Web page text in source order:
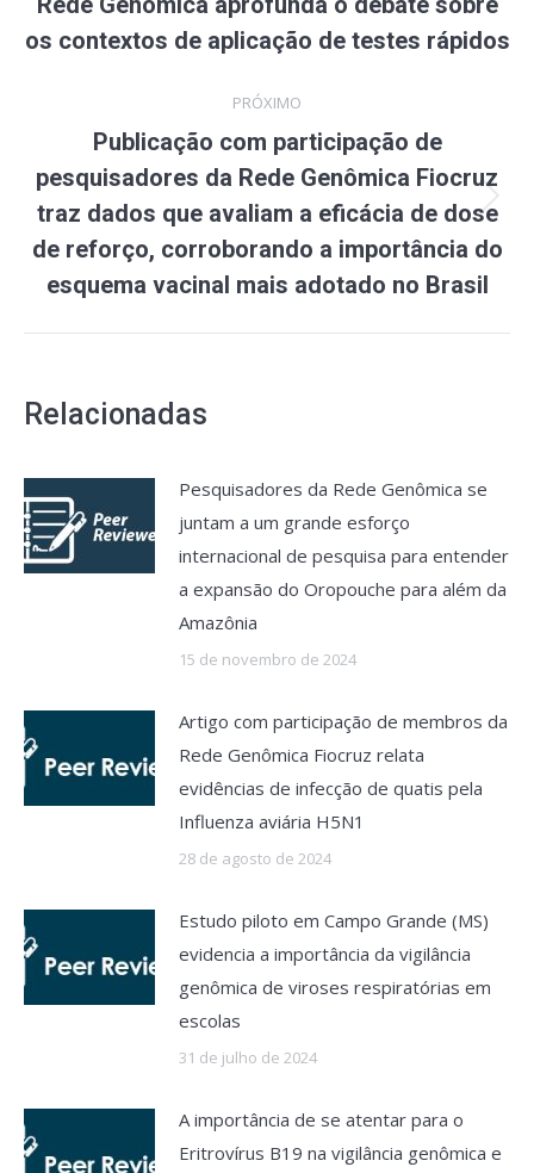
post:
anterior:
os contextos de aplicação de testes rápidos
PRÓXIMO
Próximo
post:
Publicação com participação de
pesquisadores da Rede Genômica Fiocruz
traz dados que avaliam a eficácia de dose
de reforço, corroborando a importância do
esquema vacinal mais adotado no Brasil
Relacionadas
Pesquisadores da Rede Genômica se
juntam a um grande esforço
internacional de pesquisa para entender
a expansão do Oropouche para além da
Amazônia
15 de novembro de 2024
Artigo com participação de membros da
Rede Genômica Fiocruz relata
evidências de infecção de quatis pela
Influenza aviária H5N1
28 de agosto de 2024
Estudo piloto em Campo Grande (MS)
evidencia a importância da vigilância
genômica de viroses respiratórias em
escolas
31 de julho de 2024
A importância de se atentar para o
Eritrovírus B19 na vigilância genômica e